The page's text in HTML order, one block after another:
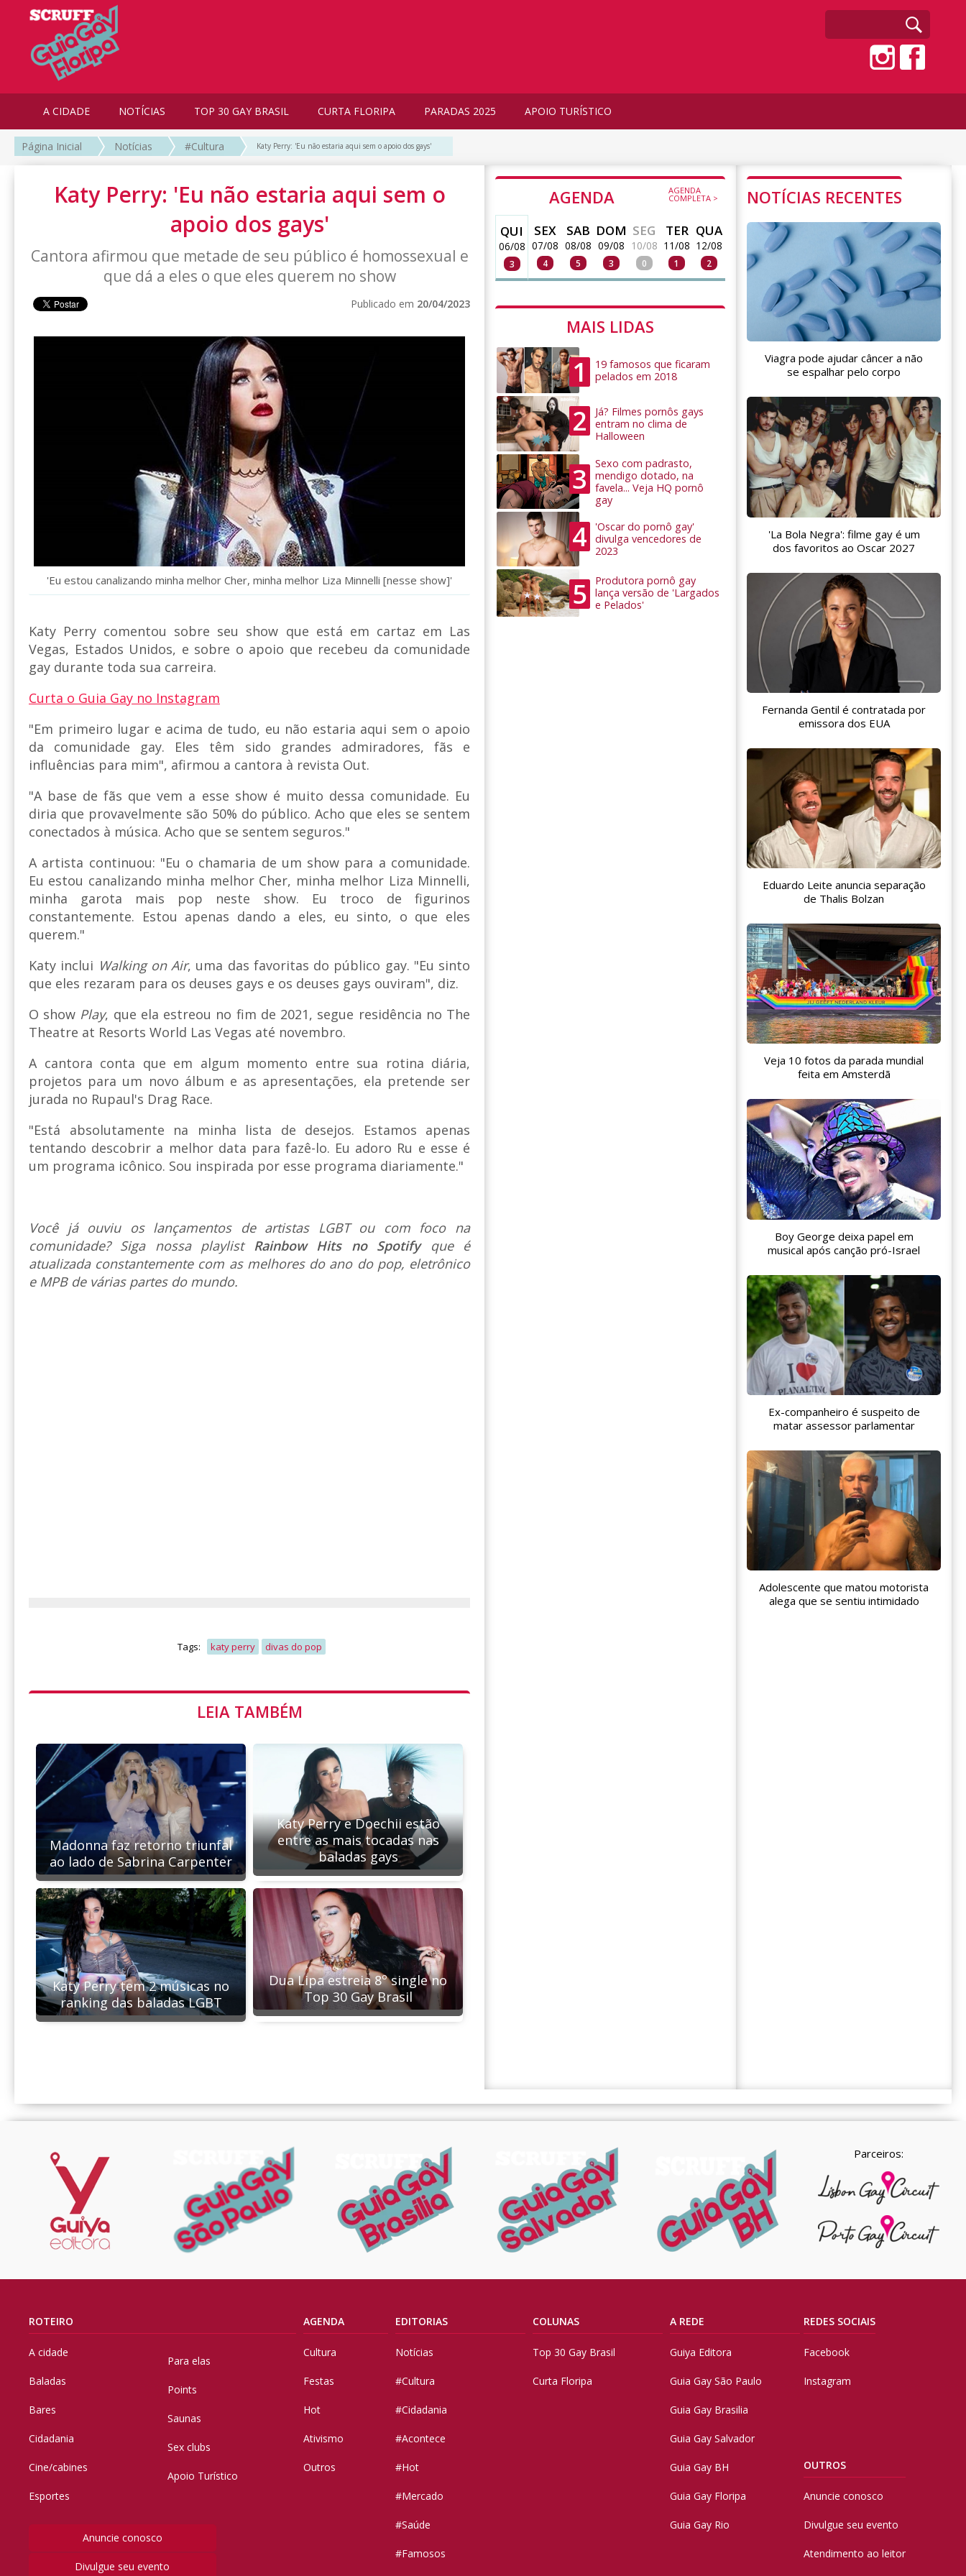
A CIDADE NOTÍCIAS TOP 30 GAY BRASIL CURTA FLORIPA PARADAS 2025 APOIO TURÍSTICO
Página Inicial Notícias #Cultura Katy Perry: 'Eu não estaria aqui sem o apoio dos gays'
Katy Perry: 'Eu não estaria aqui sem o
apoio dos gays'
Cantora afirmou que metade de seu público é homossexual e
que dá a eles o que eles querem no show
Publicado em 20/04/2023
'Eu estou canalizando minha melhor Cher, minha melhor Liza Minnelli [nesse show]'
Katy Perry comentou sobre seu show que está em cartaz em Las
Vegas, Estados Unidos, e sobre o apoio que recebeu da comunidade
gay durante toda sua carreira.
Curta o Guia Gay no Instagram
"Em primeiro lugar e acima de tudo, eu não estaria aqui sem o apoio
da comunidade gay. Eles têm sido grandes admiradores, fãs e
influências para mim", afirmou a cantora à revista Out.
"A base de fãs que vem a esse show é muito dessa comunidade. Eu
diria que provavelmente são 50% do público. Acho que eles se sentem
conectados à música. Acho que se sentem seguros."
A artista continuou: "Eu o chamaria de um show para a comunidade.
Eu estou canalizando minha melhor Cher, minha melhor Liza Minnelli,
minha garota mais pop neste show. Eu troco de figurinos
constantemente. Estou apenas dando a eles, eu sinto, o que eles
querem."
Katy inclui Walking on Air, uma das favoritas do público gay. "Eu sinto
que eles rezaram para os deuses gays e os deuses gays ouviram", diz.
O show Play, que ela estreou no fim de 2021, segue residência no The
Theatre at Resorts World Las Vegas até novembro.
A cantora conta que em algum momento entre sua rotina diária,
projetos para um novo álbum e as apresentações, ela pretende ser
jurada no Rupaul's Drag Race.
"Está absolutamente na minha lista de desejos. Estamos apenas
tentando descobrir a melhor data para fazê-lo. Eu adoro Ru e esse é
um programa icônico. Sou inspirada por esse programa diariamente."
Você já ouviu os lançamentos de artistas LGBT ou com foco na
comunidade? Siga nossa playlist Rainbow Hits no Spotify que é
atualizada constantemente com as melhores do ano do pop, eletrônico
e MPB de várias partes do mundo.
Tags: katy perry divas do pop
LEIA TAMBÉM
Madonna faz retorno triunfal
ao lado de Sabrina Carpenter
Katy Perry e Doechii estão
entre as mais tocadas nas
baladas gays
Katy Perry tem 2 músicas no
ranking das baladas LGBT
Dua Lipa estreia 8º single no
Top 30 Gay Brasil
AGENDA AGENDA
COMPLETA >
QUI
06/08
3
SEX
07/08
4
SAB
08/08
5
DOM
09/08
3
SEG
10/08
0
TER
11/08
1
QUA
12/08
2
MAIS LIDAS
1
19 famosos que ficaram
pelados em 2018
2
Já? Filmes pornôs gays
entram no clima de
Halloween
3
Sexo com padrasto,
mendigo dotado, na
favela... Veja HQ pornô
gay
4
'Oscar do pornô gay'
divulga vencedores de
2023
5
Produtora pornô gay
lança versão de 'Largados
e Pelados'
NOTÍCIAS RECENTES
Viagra pode ajudar câncer a não
se espalhar pelo corpo
'La Bola Negra': filme gay é um
dos favoritos ao Oscar 2027
Fernanda Gentil é contratada por
emissora dos EUA
Eduardo Leite anuncia separação
de Thalis Bolzan
Veja 10 fotos da parada mundial
feita em Amsterdã
Boy George deixa papel em
musical após canção pró-Israel
Ex-companheiro é suspeito de
matar assessor parlamentar
Adolescente que matou motorista
alega que se sentiu intimidado
Parceiros:
ROTEIRO
A cidade
Baladas
Bares
Cidadania
Cine/cabines
Esportes
Para elas
Points
Saunas
Sex clubs
Apoio Turístico
Anuncie conosco
Divulgue seu evento
AGENDA
Cultura
Festas
Hot
Ativismo
Outros
EDITORIAS
Notícias
#Cultura
#Cidadania
#Acontece
#Hot
#Mercado
#Saúde
#Famosos
COLUNAS
Top 30 Gay Brasil
Curta Floripa
A REDE
Guiya Editora
Guia Gay São Paulo
Guia Gay Brasilia
Guia Gay Salvador
Guia Gay BH
Guia Gay Floripa
Guia Gay Rio
REDES SOCIAIS
Facebook
Instagram
OUTROS
Anuncie conosco
Divulgue seu evento
Atendimento ao leitor